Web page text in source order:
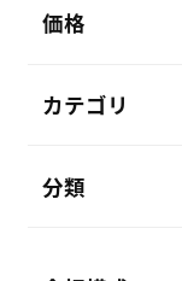
価格
カテゴリ
分類